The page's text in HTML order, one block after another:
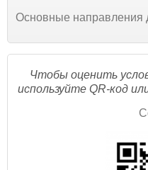
Основные направления
Чтобы оценить
используйте QR-код